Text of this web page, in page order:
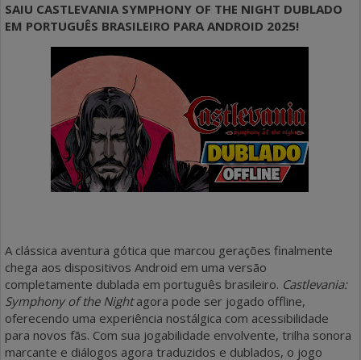
SAIU CASTLEVANIA SYMPHONY OF THE NIGHT DUBLADO
EM PORTUGUÊS BRASILEIRO PARA ANDROID 2025!
A clássica aventura gótica que marcou gerações finalmente
chega aos dispositivos Android em uma versão
completamente dublada em português brasileiro. Castlevania:
Symphony of the Nightagora pode ser jogado offline,
oferecendo uma experiência nostálgica com acessibilidade
para novos fãs. Com sua jogabilidade envolvente, trilha sonora
marcante e diálogos agora traduzidos e dublados, o jogo